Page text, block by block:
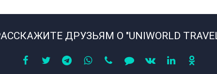
ДРУЗЬЯМ О "UNIWORLD